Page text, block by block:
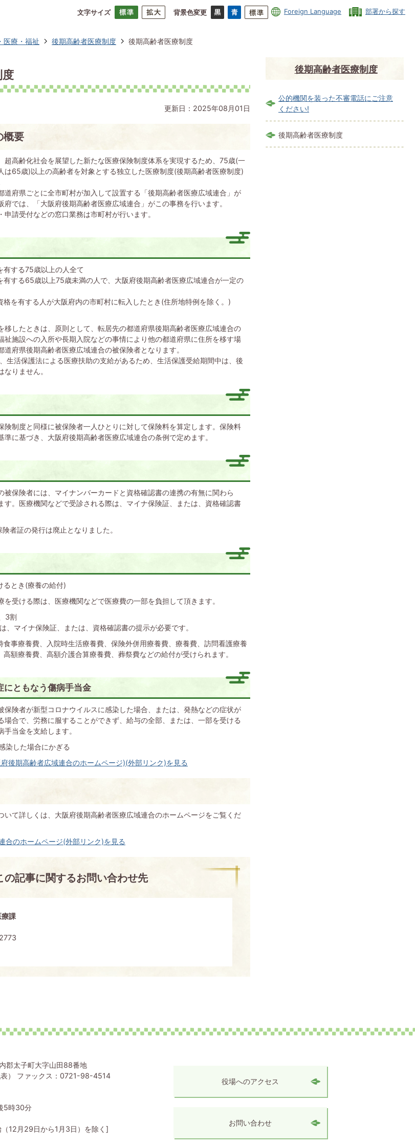
文字サイズ 背景色変更 Foreign Language 部署から探す
医療・福祉 後期高齢者医療制度 後期高齢者医療制度
度
更新日：2025年08月01日
概要
超高齢化社会を展望した新たな医療保険制度体系を実現するため、75歳(一
は65歳)以上の高齢者を対象とする独立した医療制度(後期高齢者医療制度)
道府県ごとに全市町村が加入して設置する「後期高齢者医療広域連合」が
では、「大阪府後期高齢者医療広域連合」がこの事務を行います。
請受付などの窓口業務は市町村が行います。
有する75歳以上の人全て
有する65歳以上75歳未満の人で、大阪府後期高齢者医療広域連合が一定の
格を有する人が大阪府内の市町村に転入したとき(住所地特例を除く。)
移したときは、原則として、転居先の都道府県後期高齢者医療広域連合の
祉施設への入所や長期入院などの事情により他の都道府県に住所を移す場
府県後期高齢者医療広域連合の被保険者となります。
生活保護法による医療扶助の支給があるため、生活保護受給期間中は、後
りません。
険制度と同様に被保険者一人ひとりに対して保険料を算定します。保険料
に基づき、大阪府後期高齢者医療広域連合の条例で定めます。
被保険者には、マイナンバーカードと資格確認書の連携の有無に関わら
す。医療機関などで受診される際は、マイナ保険証、または、資格確認書
者証の発行は廃止となりました。
るとき(療養の給付)
受ける際は、医療機関などで医療費の一部を負担して頂きます。
3割
、マイナ保険証、または、資格確認書の提示が必要です。
食事療養費、入院時生活療養費、保険外併用療養費、療養費、訪問看護療養
額療養費、高額介護合算療養費、葬祭費などの給付が受けられます。
にともなう傷病手当金
保険者が新型コロナウイルスに感染した場合、または、発熱などの症状が
場合で、労務に服することができず、給与の全部、または、一部を受ける
当金を支給します。
染した場合にかぎる
後期高齢者広域連合のホームページ)(外部リンク)を見る
いて詳しくは、大阪府後期高齢者医療広域連合のホームページをご覧くだ
合のホームページ(外部リンク)を見る
の記事に関するお問い合わせ先
課
後期高齢者医療制度
公的機関を装った不審電話にご注意
ください!
後期高齢者医療制度
太子町大字山田88番地
） ファックス：0721-98-4514
5時30分
12月29日から1月3日）を除く]
役場へのアクセス
お問い合わせ